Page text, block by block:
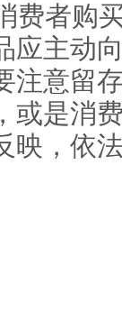
者购买
应主动
注意留
或是消
映，依